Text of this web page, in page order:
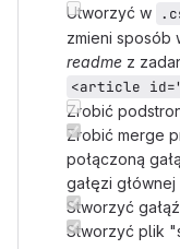
Utworzyć w
zmieni sposób
readme z
<article
Zrobić
Zrobić merge
połączoną
gałęzi głównej
Stworzyć
Stworzyć plik